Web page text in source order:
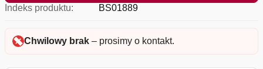
Indeks produktu:
BS01889
Chwilowy brak – prosimy o kontakt.